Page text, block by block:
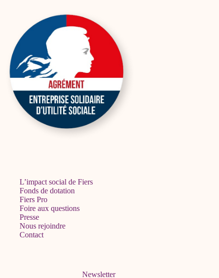
L’impact social de Fiers
Fonds de dotation
Fiers Pro
Foire aux questions
Presse
Nous rejoindre
Contact
Newsletter